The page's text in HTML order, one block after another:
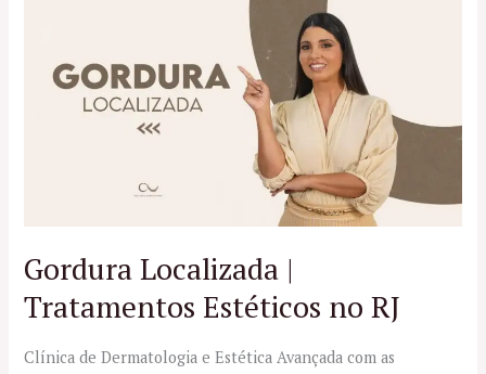
Gordura Localizada |
Tratamentos Estéticos no RJ
Clínica de Dermatologia e Estética Avançada com as
Tratamentos
Estéticos